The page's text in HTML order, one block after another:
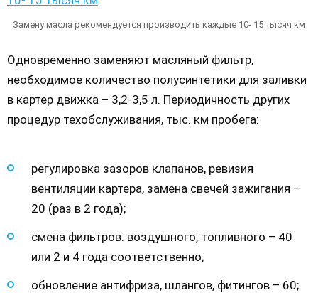
Замену масла рекомендуется производить каждые 10- 15 тысяч км
Одновременно заменяют масляный фильтр,
необходимое количество полусинтетики для заливки
в картер движка – 3,2-3,5 л. Периодичность других
процедур техобслуживания, тыс. км пробега:
регулировка зазоров клапанов, ревизия
вентиляции картера, замена свечей зажигания –
20 (раз в 2 года);
смена фильтров: воздушного, топливного – 40
или 2 и 4 года соответственно;
обновление антифриза, шлангов, фитингов – 60;